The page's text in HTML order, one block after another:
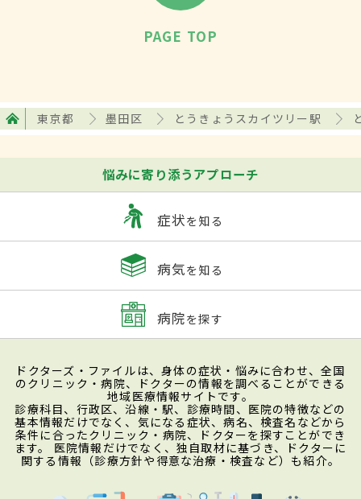
PAGE TOP
東京都 墨田区 とうきょうスカイツリー駅
悩みに寄り添うアプローチ
症状を知る
病気を知る
病院を探す
ドクターズ・ファイルは、身体の症状・悩みに合わせ、全国
のクリニック・病院、ドクターの情報を調べることができる
地域医療情報サイトです。
診療科目、行政区、沿線・駅、診療時間、医院の特徴などの
基本情報だけでなく、気になる症状、病名、検査名などから
条件に合ったクリニック・病院、ドクターを探すことができ
ます。 医院情報だけでなく、独自取材に基づき、ドクターに
関する情報（診療方針や得意な治療・検査など）も紹介。